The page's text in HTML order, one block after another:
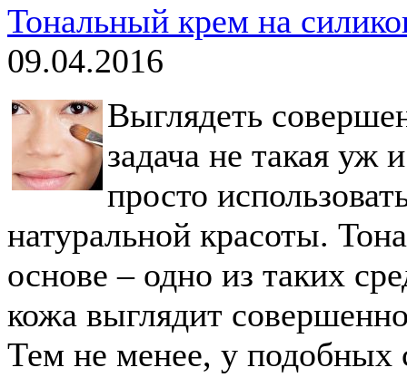
Тональный крем на
09.04.2016
Выглядеть
задача не такая уж
просто
натуральной красоты.
основе – одно из таких
кожа выглядит
Тем не менее, у подобных